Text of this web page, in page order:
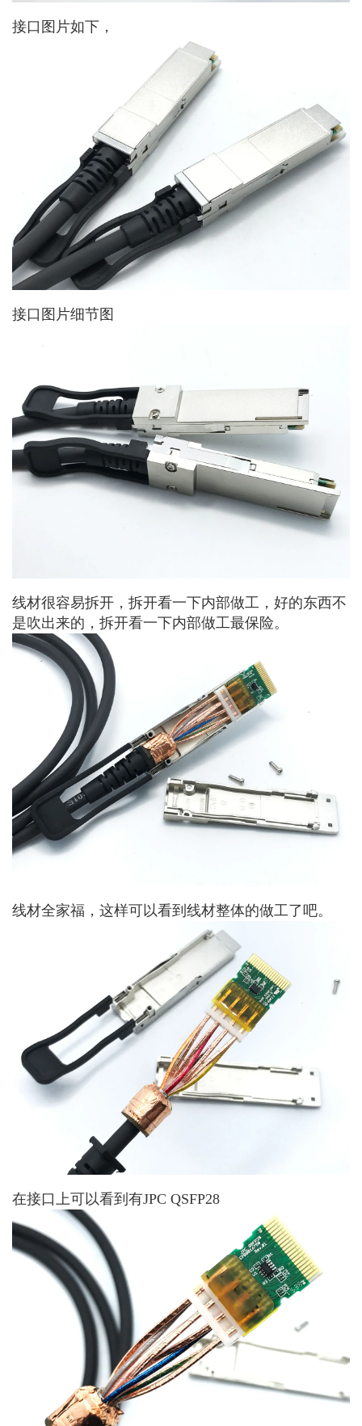
接口图片如下，
接口图片细节图
线材很容易拆开，拆开看一下内部做工，好的东西不
是吹出来的，拆开看一下内部做工最保险。
线材全家福，这样可以看到线材整体的做工了吧。
在接口上可以看到有JPC QSFP28